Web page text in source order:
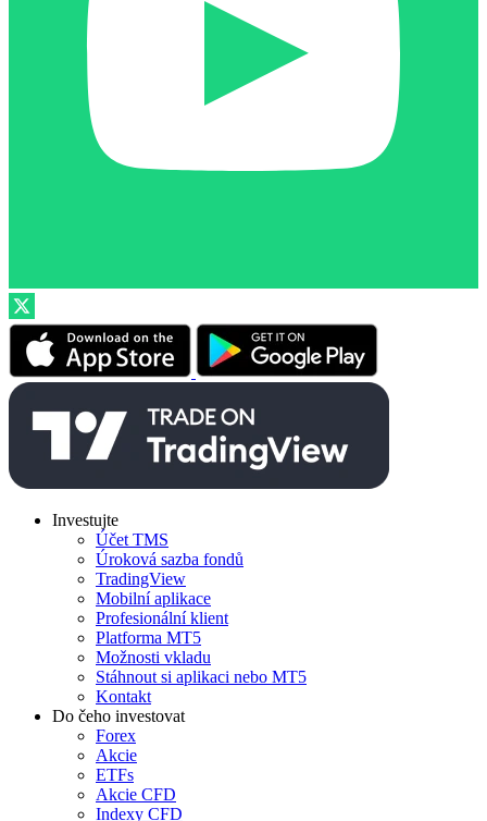
Investujte
Účet TMS
Úroková sazba fondů
TradingView
Mobilní aplikace
Profesionální klient
Platforma MT5
Možnosti vkladu
Stáhnout si aplikaci nebo MT5
Kontakt
Do čeho investovat
Forex
Akcie
ETFs
Akcie CFD
Indexy CFD